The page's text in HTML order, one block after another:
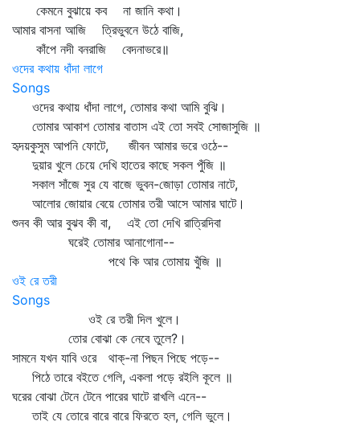
কেমনে বুঝায়ে কব না জানি কথা।
আমার বাসনা আজি ত্রিভুবনে উঠে বাজি,
কাঁপে নদী বনরাজি বেদনাভরে॥
ওদের কথায় ধাঁদা লাগে
Songs
ওদের কথায় ধাঁদা লাগে, তোমার কথা আমি বুঝি।
তোমার আকাশ তোমার বাতাস এই তো সবই সোজাসুজি ॥
হৃদয়কুসুম আপনি ফোটে, জীবন আমার ভরে ওঠে--
দুয়ার খুলে চেয়ে দেখি হাতের কাছে সকল পুঁজি ॥
সকাল সাঁজে সুর যে বাজে ভুবন-জোড়া তোমার নাটে,
আলোর জোয়ার বেয়ে তোমার তরী আসে আমার ঘাটে।
শুনব কী আর বুঝব কী বা, এই তো দেখি রাত্রিদিবা
ঘরেই তোমার আনাগোনা--
পথে কি আর তোমায় খুঁজি ॥
ওই রে তরী
Songs
ওই রে তরী দিল খুলে।
তোর বোঝা কে নেবে তুলে?।
সামনে যখন যাবি ওরে থাক্‌-না পিছন পিছে পড়ে--
পিঠে তারে বইতে গেলি, একলা পড়ে রইলি কূলে ॥
ঘরের বোঝা টেনে টেনে পারের ঘাটে রাখলি এনে--
তাই যে তোরে বারে বারে ফিরতে হল, গেলি ভুলে।